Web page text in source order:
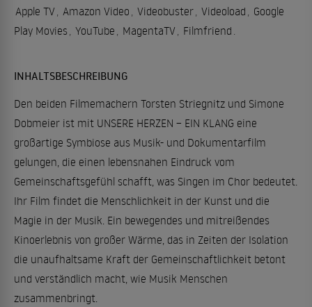
Apple TV Amazon Video Videobuster Videoload
Google
Play Movies YouTube MagentaTV Filmfriend
INHALTSBESCHREIBUNG
Den beiden Filmemachern Torsten Striegnitz und Simone
Dobmeier ist mit UNSERE HERZEN – EIN KLANG eine
großartige Symbiose aus Musik- und Dokumentarfilm
gelungen, die einen lebensnahen Eindruck vom
Gemeinschaftsgefühl schafft, was Singen im Chor bedeutet.
Ihr Film findet die Menschlichkeit in der Kunst und die
Magie in der Musik. Ein bewegendes und mitreißendes
Kinoerlebnis von großer Wärme, das in Zeiten der Isolation
die unaufhaltsame Kraft der Gemeinschaftlichkeit betont
und verständlich macht, wie Musik Menschen
zusammenbringt.